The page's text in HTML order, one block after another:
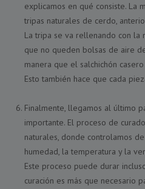
explicamos en qué consiste. La
tripas naturales de cerdo,
La tripa se va rellenando con la
que no queden bolsas de aire
manera que el salchichón
Esto también hace que cada
Finalmente, llegamos al último
importante. El proceso de
naturales, donde controlamos
humedad, la temperatura y la
Este proceso puede durar
curación es más que necesario